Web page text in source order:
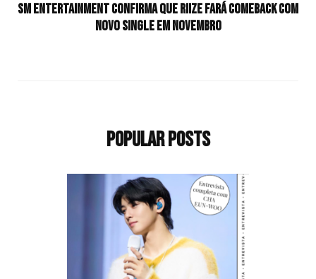
SM Entertainment confirma que RIIZE fará comeback com
novo single em novembro
Popular Posts